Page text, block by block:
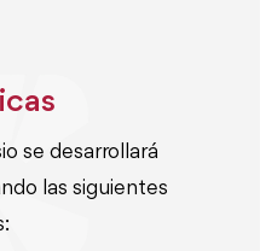
se desarrollará
las siguientes